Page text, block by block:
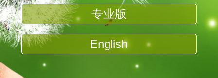
专业版
English